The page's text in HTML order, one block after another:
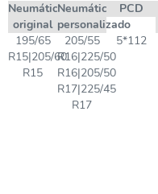
Neumático
original
Neumático
personalizado
PCD
195/65
R15|205/60
R15
205/55
R16|225/50
R16|205/50
R17|225/45
R17
5*112